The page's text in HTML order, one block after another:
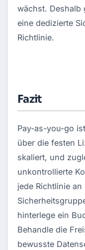
wächst. Deshalb
eine dedizierte
Richtlinie.
Fazit
Pay-as-you-go
über die festen
skaliert, und
unkontrollierte
jede Richtlinie
hinterlege ein
Behandle die
bewusste